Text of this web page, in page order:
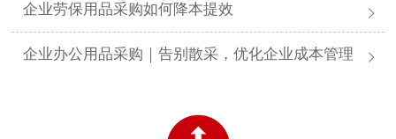
企业劳保用品采购如何降本提效
企业办公用品采购｜告别散采，优化企业成本管理